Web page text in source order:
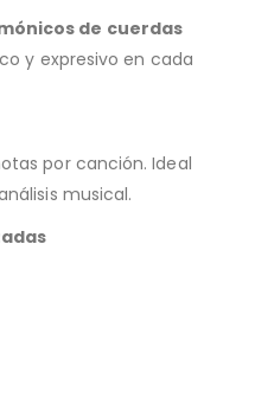
de cuerdas
y expresivo en cada
por canción. Ideal
musical.